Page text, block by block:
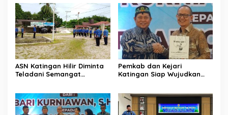
ASN Katingan Hilir Diminta
Teladani Semangat
Pemkab dan Kejari
Katingan Siap Wujudkan